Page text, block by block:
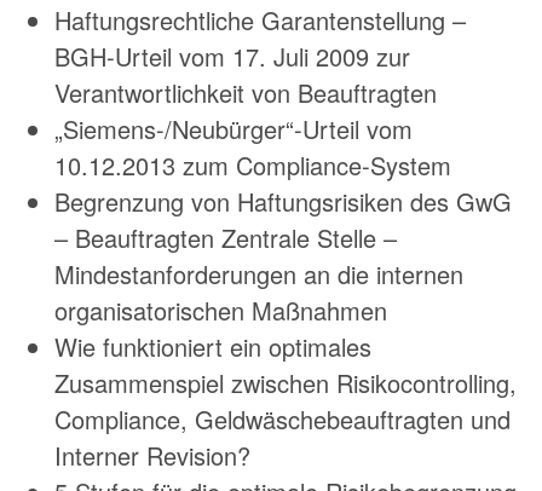
Haftungsrechtliche Garantenstellung –
BGH-Urteil vom 17. Juli 2009 zur
Verantwortlichkeit von Beauftragten
„Siemens-/Neubürger“-Urteil vom
10.12.2013 zum Compliance-System
Begrenzung von Haftungsrisiken des GwG
– Beauftragten Zentrale Stelle –
Mindestanforderungen an die internen
organisatorischen Maßnahmen
Wie funktioniert ein optimales
Zusammenspiel zwischen Risikocontrolling,
Compliance, Geldwäschebeauftragten und
Interner Revision?